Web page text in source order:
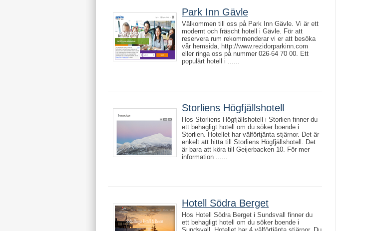
Park Inn Gävle
Välkommen till oss på Park Inn Gävle. Vi är ett
modernt och fräscht hotell i Gävle. För att
reservera rum rekommenderar vi er att besöka
vår hemsida, http://www.rezidorparkinn.com
eller ringa oss på nummer 026-64 70 00. Ett
populärt hotell i ......
Storliens Högfjällshotell
Hos Storliens Högfjällshotell i Storlien finner du
ett behagligt hotell om du söker boende i
Storlien. Hotellet har välförtjänta stjärnor. Det är
enkelt att hitta till Storliens Högfjällshotell. Det
är bara att köra till Geijerbacken 10. För mer
information ......
Hotell Södra Berget
Hos Hotell Södra Berget i Sundsvall finner du
ett behagligt hotell om du söker boende i